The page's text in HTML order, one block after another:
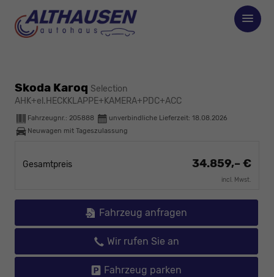
Skoda Karoq Selection
AHK+el.HECKKLAPPE+KAMERA+PDC+ACC
Fahrzeugnr.: 205888 unverbindliche Lieferzeit: 18.08.2026
Neuwagen mit Tageszulassung
Gesamtpreis 34.859,– €
incl. Mwst.
Fahrzeug anfragen
Wir rufen Sie an
Fahrzeug parken